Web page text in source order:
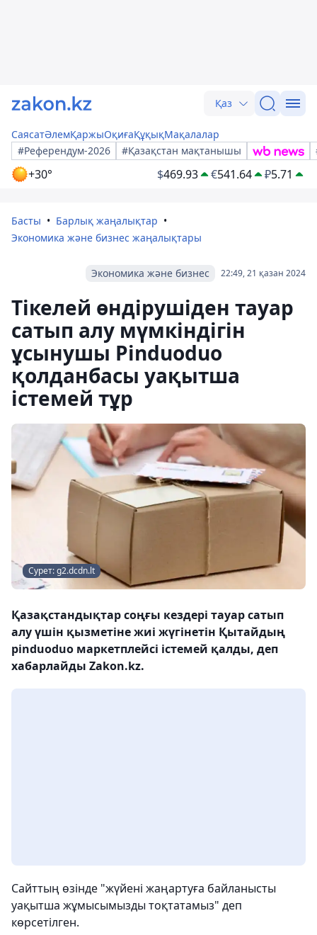
Қаз
СаясатӘлемҚаржыОқиғаҚұқықМақалалар
#Референдум-2026
#Қазақстан мақтанышы
+30° $469.93 €541.64 ₽5.71
Басты
Барлық жаңалықтар
Экономика және бизнес жаңалықтары
22:49, 21 қазан 2024
Экономика және бизнес
Тікелей өндірушіден тауар
сатып алу мүмкіндігін
ұсынушы Pinduoduo
қолданбасы уақытша
істемей тұр
Сурет: g2.dcdn.lt
Қазақстандықтар соңғы кездері тауар сатып
алу үшін қызметіне жиі жүгінетін Қытайдың
pinduoduo маркетплейсі істемей қалды, деп
хабарлайды Zakon.kz.
Сайттың өзінде "жүйені жаңартуға байланысты
уақытша жұмысымызды тоқтатамыз" деп
көрсетілген.